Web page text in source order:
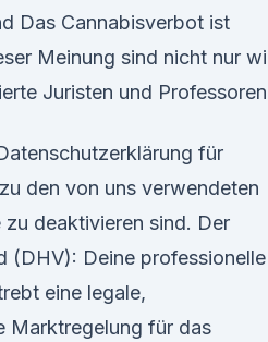
Das Cannabisverbot ist
Meinung sind nicht nur
Juristen und
für
den von uns verwendeten
deaktivieren sind. Der
(DHV): Deine professionelle
eine legale,
Marktregelung für das